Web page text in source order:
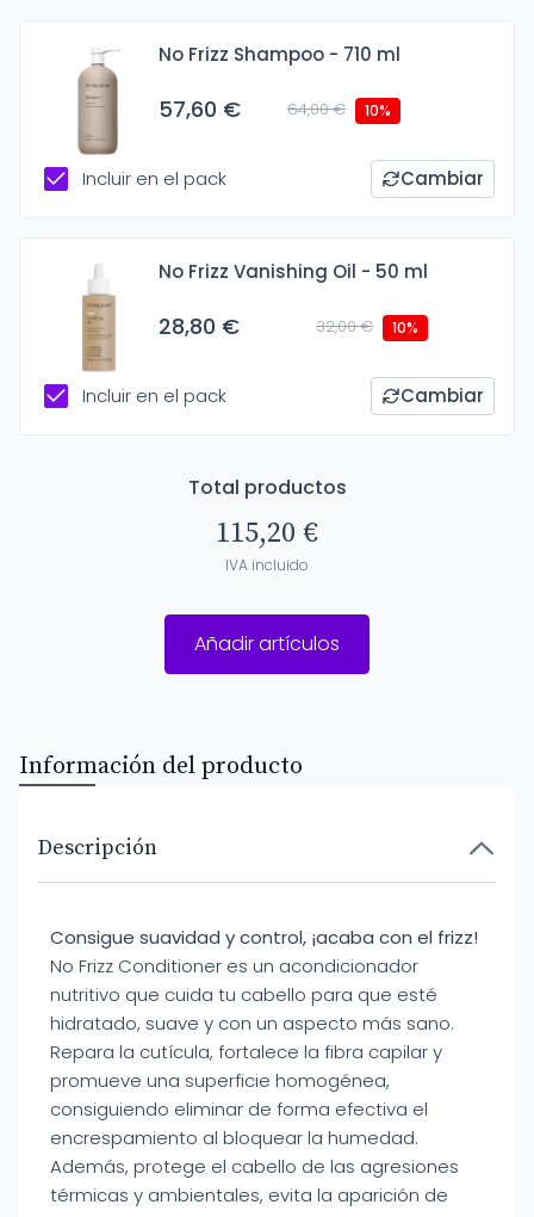
No Frizz Shampoo - 710 ml
57,60 € 64,00 € 10%
Incluir en el pack Cambiar
No Frizz Vanishing Oil - 50 ml
28,80 € 32,00 € 10%
Incluir en el pack Cambiar
Total productos
115,20 €
IVA incluido
Añadir artículos
Información del producto
Descripción
Consigue suavidad y control, ¡acaba con el frizz!
No Frizz Conditioner es un acondicionador
nutritivo que cuida tu cabello para que esté
hidratado, suave y con un aspecto más sano.
Repara la cutícula, fortalece la fibra capilar y
promueve una superficie homogénea,
consiguiendo eliminar de forma efectiva el
encrespamiento al bloquear la humedad.
Además, protege el cabello de las agresiones
térmicas y ambientales, evita la aparición de